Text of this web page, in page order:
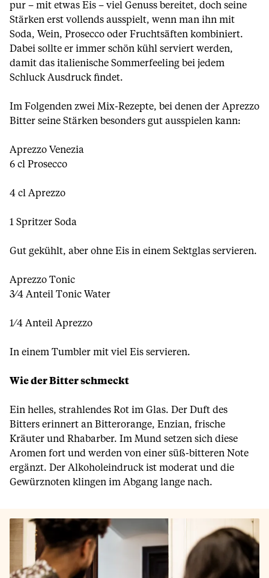
pur – mit etwas Eis – viel Genuss bereitet, doch seine
Stärken erst vollends ausspielt, wenn man ihn mit
Soda, Wein, Prosecco oder Fruchtsäften kombiniert.
Dabei sollte er immer schön kühl serviert werden,
damit das italienische Sommerfeeling bei jedem
Schluck Ausdruck findet.
Im Folgenden zwei Mix-Rezepte, bei denen der Aprezzo
Bitter seine Stärken besonders gut ausspielen kann:
Aprezzo Venezia
6 cl Prosecco
4 cl Aprezzo
1 Spritzer Soda
Gut gekühlt, aber ohne Eis in einem Sektglas servieren.
Aprezzo Tonic
3⁄4 Anteil Tonic Water
1⁄4 Anteil Aprezzo
In einem Tumbler mit viel Eis servieren.
Wie der Bitter schmeckt
Ein helles, strahlendes Rot im Glas. Der Duft des
Bitters erinnert an Bitterorange, Enzian, frische
Kräuter und Rhabarber. Im Mund setzen sich diese
Aromen fort und werden von einer süß-bitteren Note
ergänzt. Der Alkoholeindruck ist moderat und die
Gewürznoten klingen im Abgang lange nach.